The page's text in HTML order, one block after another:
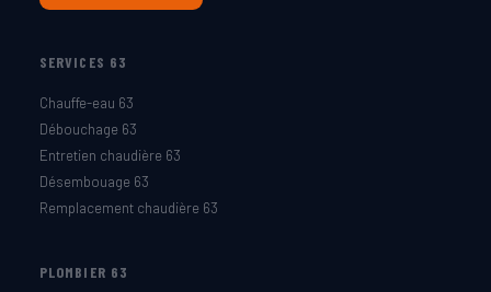
SERVICES 63
Chauffe-eau 63
Débouchage 63
Entretien chaudière 63
Désembouage 63
Remplacement chaudière 63
PLOMBIER 63